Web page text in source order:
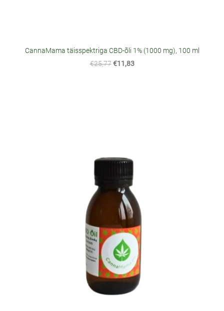
CannaMama täisspektriga CBD-õli 1% (1000 mg), 100 ml
€25,77 €11,83